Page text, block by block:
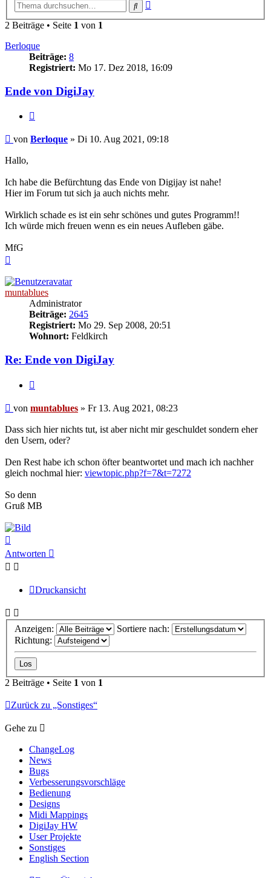
Suche
2 Beiträge • Seite 1 von 1
Berloque
Beiträge: 8
Registriert: Mo 17. Dez 2018, 16:09
Ende von DigiJay
Beitrag
von Berloque » Di 10. Aug 2021, 09:18
Hallo,
Ich habe die Befürchtung das Ende von Digijay ist nahe!
Hier im Forum tut sich ja auch nichts mehr.
Wirklich schade es ist ein sehr schönes und gutes Programm!!
Ich würde mich freuen wenn es ein neues Aufleben gäbe.
MfG
muntablues
Administrator
Beiträge: 2645
Registriert: Mo 29. Sep 2008, 20:51
Wohnort: Feldkirch
Re: Ende von DigiJay
Beitrag
von muntablues » Fr 13. Aug 2021, 08:23
Dass sich hier nichts tut, ist aber nicht mir geschuldet sondern eher
den Usern, oder?
Den Rest habe ich schon öfter beantwortet und mach ich nachher
gleich nochmal hier: viewtopic.php?f=7&t=7272
So denn
Gruß MB
oben
Antworten
Druckansicht
Anzeigen:
Sortiere nach:
Richtung:
2 Beiträge • Seite 1 von 1
Zurück zu „Sonstiges“
Gehe zu
ChangeLog
News
Bugs
Verbesserungsvorschläge
Bedienung
Designs
Midi Mappings
DigiJay HW
User Projekte
Sonstiges
English Section